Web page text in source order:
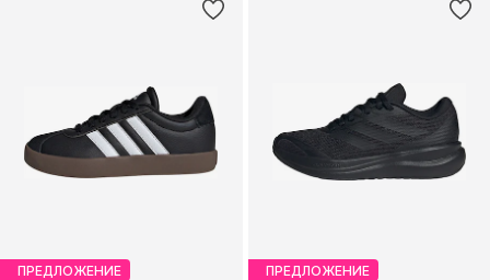
ПРЕДЛОЖЕНИЕ ПРЕДЛОЖЕНИЕ